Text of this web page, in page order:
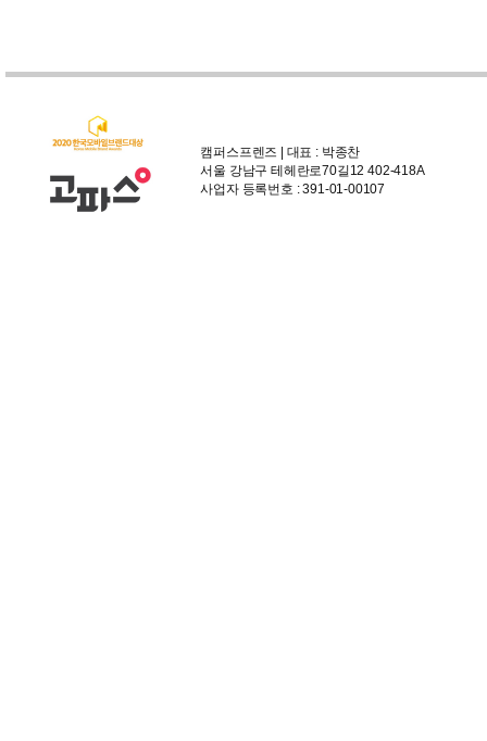
캠퍼스프렌즈 | 대표 : 박종찬
서울 강남구 테헤란로70길12 402-418A
사업자 등록번호 : 391-01-00107